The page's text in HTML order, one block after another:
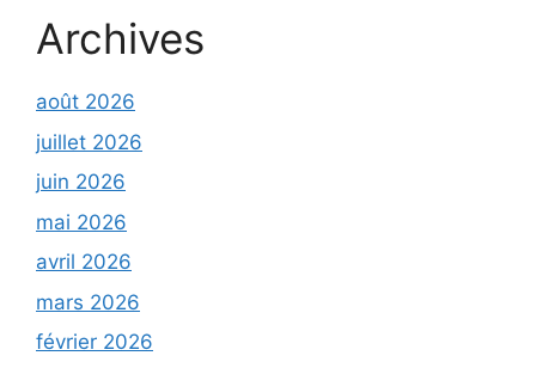
Archives
août 2026
juillet 2026
juin 2026
mai 2026
avril 2026
mars 2026
février 2026